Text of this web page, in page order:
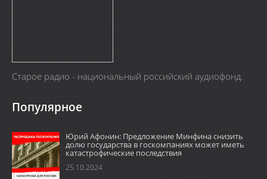
Старое радио - национальный российский аудиофонд.
Популярное
Юрий Афонин: Предложение Минфина снизить
долю государства в госкомпаниях может иметь
катастрофические последствия
25.10.2024